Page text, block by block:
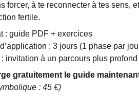
forcer, à te reconnecter à tes sens,
fertile.
: guide PDF + exercices
: 3 jours (1 phase par
: invitation à un parcours plus profond
gratuitement le guide
: 45 €)